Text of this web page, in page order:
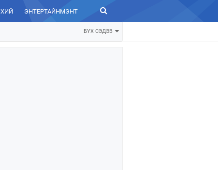
ЭНТЕРТАЙНМЭНТ ЗУРХАЙ
БҮХ СЭДЭВ